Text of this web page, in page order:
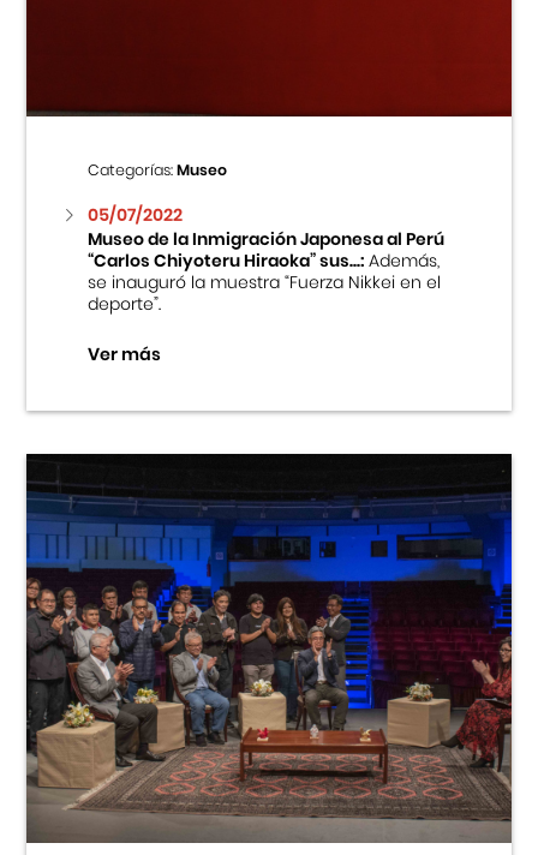
Cursos
Museo de la Inmigración Japonesa
Fondo Editorial
Teatro Peruano Japonés
Categorías:Museo
05/07/2022
Museo de la Inmigración Japonesa al Perú
“Carlos Chiyoteru Hiraoka” sus...:Además,
se inauguró la muestra “Fuerza Nikkei en el
deporte”.
Ver más